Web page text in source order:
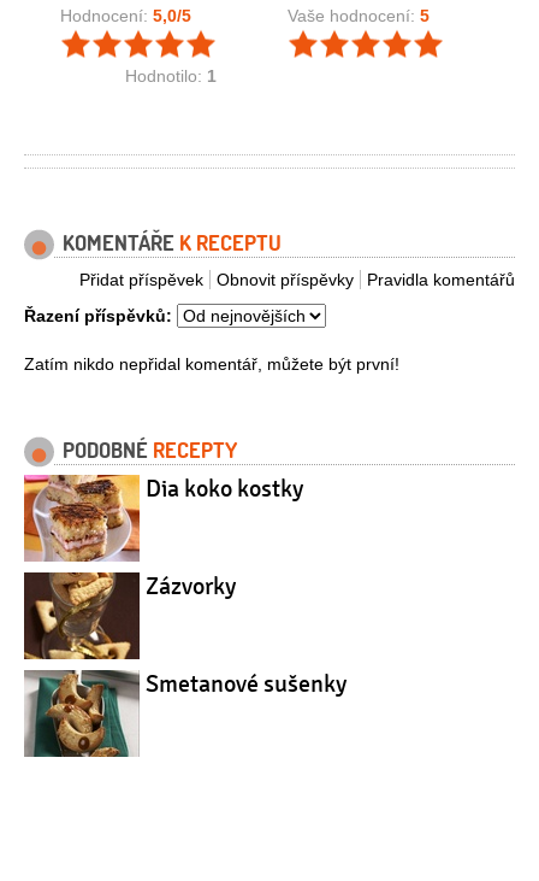
Hodnocení: 5,0/5
Hodnotilo: 1
Vaše hodnocení: 5
KOMENTÁŘE K RECEPTU
Pravidla komentářů
Obnovit příspěvky
Přidat příspěvek
Řazení příspěvků:
Zatím nikdo nepřidal komentář, můžete být první!
PODOBNÉ RECEPTY
Dia koko kostky
Zázvorky
Smetanové sušenky